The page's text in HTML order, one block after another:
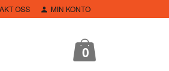
OSS MIN KONTO
0